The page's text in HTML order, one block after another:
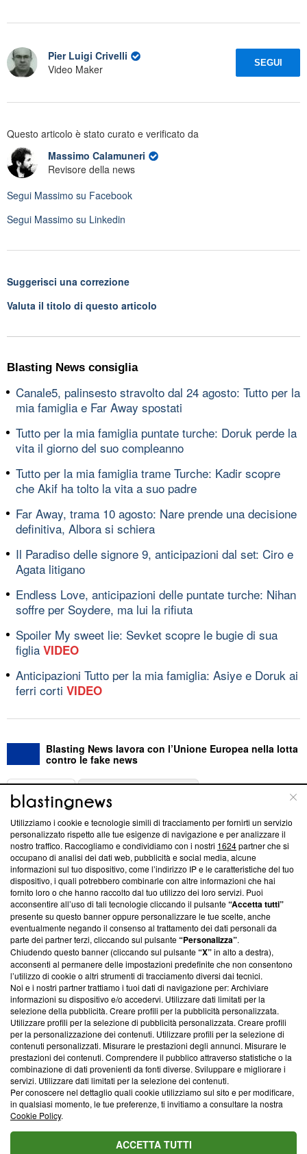
Pier Luigi Crivelli
Video Maker
SEGUI
Questo articolo è stato curato e verificato da
Massimo Calamuneri
Revisore della news
Segui Massimo su Facebook
Segui Massimo su Linkedin
Suggerisci una correzione
Valuta il titolo di questo articolo
Blasting News consiglia
Canale5, palinsesto stravolto dal 24 agosto: Tutto per la
mia famiglia e Far Away spostati
Tutto per la mia famiglia puntate turche: Doruk perde la
vita il giorno del suo compleanno
Tutto per la mia famiglia trame Turche: Kadir scopre
che Akif ha tolto la vita a suo padre
Far Away, trama 10 agosto: Nare prende una decisione
definitiva, Albora si schiera
Il Paradiso delle signore 9, anticipazioni dal set: Ciro e
Agata litigano
Endless Love, anticipazioni delle puntate turche: Nihan
soffre per Soydere, ma lui la rifiuta
Spoiler My sweet lie: Sevket scopre le bugie di sua
figlia VIDEO
Anticipazioni Tutto per la mia famiglia: Asiye e Doruk ai
ferri corti VIDEO
Blasting News lavora con l’Unione Europea nella lotta
contro le fake news
ABOUT
Questa sezione offre informazioni trasparenti su Blasting
News, sui nostri processi editoriali e su come ci impegniamo a
creare news di qualità. Inoltre, afferma la nostra aderenza a
‘Trust Project - News with Integrity’Blasting News non è
ancora membro del programma, ma ha richiesto di farne
parte; Trust Project non ha ancora effettuato una verifica di
conformità agli standard.
Su di noi
Team editoriale
Corporate
Redazione
Informativa Privacy
Cookie Policy
Blasting SA, IDI CHE-247.845.224, Via Carlo Frasca, 3 - 6900
Lugano (Svizzera) Tel:+39 0690258937
© 2026 Blasting News
Utilizziamo i cookie e tecnologie simili di tracciamento per fornirti un servizio
personalizzato rispetto alle tue esigenze di navigazione e per analizzare il
nostro traffico. Raccogliamo e condividiamo con i nostri 1624partner che si
occupano di analisi dei dati web, pubblicità e social media, alcune
informazioni sul tuo dispositivo, come l’indirizzo IP e le caratteristiche del tuo
dispositivo, i quali potrebbero combinarle con altre informazioni che hai
fornito loro o che hanno raccolto dal tuo utilizzo dei loro servizi. Puoi
acconsentire all’uso di tali tecnologie cliccando il pulsante“Accetta tutti”
presente su questo banner oppure personalizzare le tue scelte, anche
eventualmente negando il consenso al trattamento dei dati personali da
parte dei partner terzi, cliccando sul pulsante“Personalizza”.
Chiudendo questo banner (cliccando sul pulsante“X”in alto a destra),
acconsenti al permanere delle impostazioni predefinite che non consentono
l’utilizzo di cookie o altri strumenti di tracciamento diversi dai tecnici.
Noi e i nostri partner trattiamo i tuoi dati di navigazione per: Archiviare
informazioni su dispositivo e/o accedervi. Utilizzare dati limitati per la
selezione della pubblicità. Creare profili per la pubblicità personalizzata.
Utilizzare profili per la selezione di pubblicità personalizzata. Creare profili
per la personalizzazione dei contenuti. Utilizzare profili per la selezione di
contenuti personalizzati. Misurare le prestazioni degli annunci. Misurare le
prestazioni dei contenuti. Comprendere il pubblico attraverso statistiche o la
combinazione di dati provenienti da fonti diverse. Sviluppare e migliorare i
servizi. Utilizzare dati limitati per la selezione dei contenuti.
Per conoscere nel dettaglio quali cookie utilizziamo sul sito e per modificare,
in qualsiasi momento, le tue preferenze, ti invitiamo a consultare la nostra
Cookie Policy.
ACCETTA TUTTI